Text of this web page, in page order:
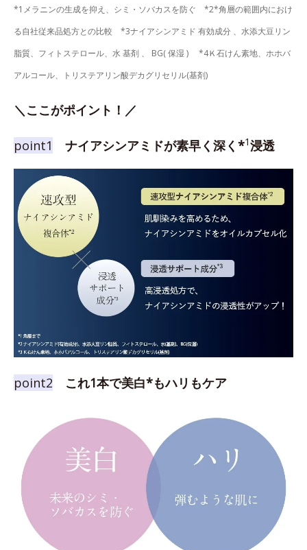
*1メラニンの生成を抑え、シミ・ソバカスを防ぐ *2*角層の範囲内におけ
る自社従来品処方との比較 *3ナイアシンアミド 有効成分 、水添大豆リン
脂質、フィトステロール、水 基剤 、 BG( 保湿 ) *4Ｋ石けん素地、ホホバ
アルコール、トリステアリン酸デカグリセリル(基剤)
＼ここがポイント！／
point1 ナイアシンアミドが素早く深く*1浸透
point2 これ1本で美白*もハリもケア